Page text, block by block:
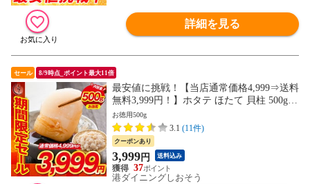
詳細を見る
セール 8/9時点_ポイント最大11倍
最安値に挑戦！【当店通常価格4,999⇒送料
無料3,999円！】ホタテ ほたて 貝柱 500g
訳あり（割れ 欠け サイズ不揃い） ほたて
貝柱 ホタテ貝柱 帆立
お徳用500g
3.1 (11件)
クーポンあり
3,999円 送料込み
37
港ダイニングしおそう